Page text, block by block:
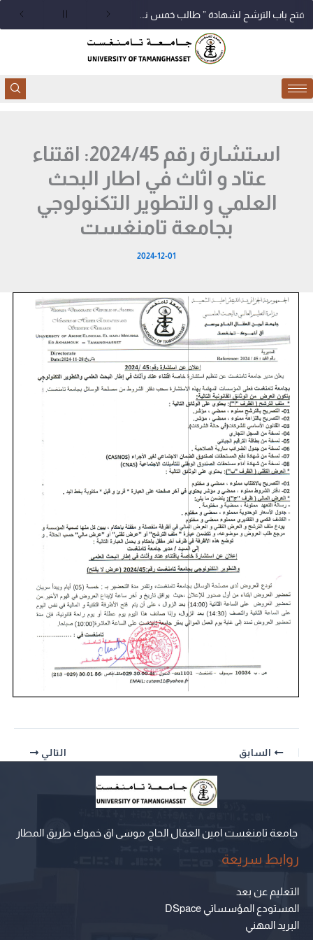
استشارة رقم 2024/45: اقتناء
عتاد و اثاث في اطار البحث
العلمي و التطوير التكنولوجي
بجامعة تامنغست
2024-12-01
السابق التالي
جامعة تامنغست امين العقال الحاج موسى اق خموك طريق المطار
روابط سريعة
التعليم عن بعد
المستودع المؤسساتي DSpace
البريد المهني